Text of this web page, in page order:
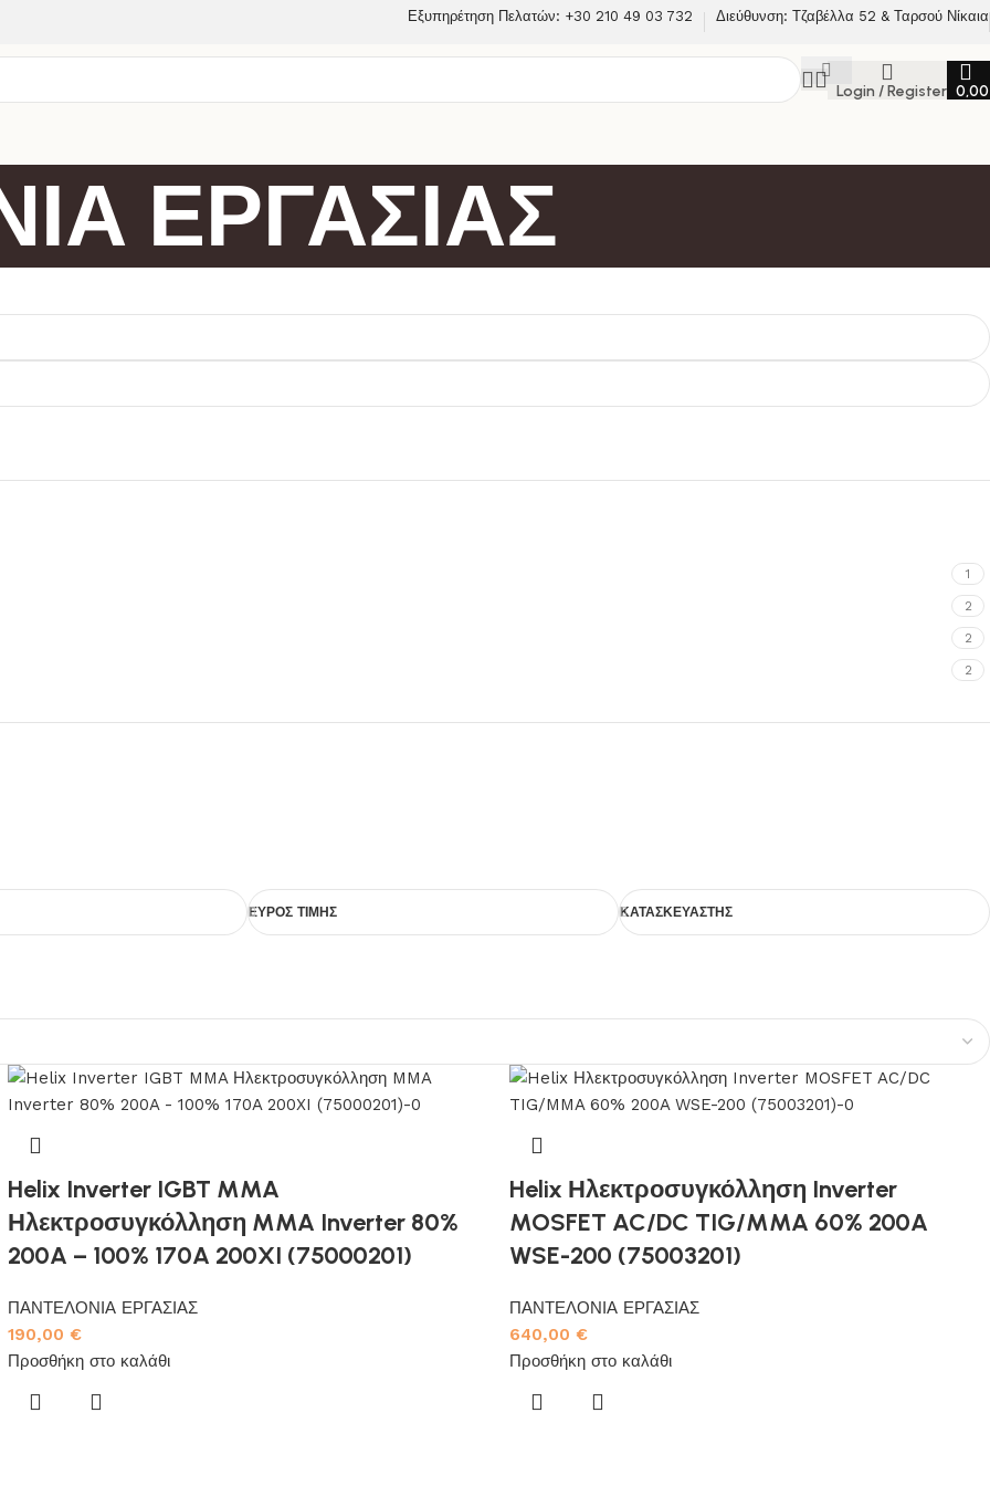
Εξυπηρέτηση Πελατών: +30 210 49 03 732 Διεύθυνση: Τζαβέλλα 52 & Ταρσού Νίκαια
Login / Register
ΕΡΓΑΣΙΑΣ
1
2
2
2
ΕΥΡΟΣ ΤΙΜΗΣ ΚΑΤΑΣΚΕΥΑΣΤΗΣ
Helix Inverter IGBT MMA
Ηλεκτροσυγκόλληση MMA Inverter 80%
200A – 100% 170A 200XI (75000201)
ΠΑΝΤΕΛΟΝΙΑ ΕΡΓΑΣΙΑΣ
190,00 €
Προσθήκη στο καλάθι
Helix Ηλεκτροσυγκόλληση Inverter
MOSFET AC/DC TIG/MMA 60% 200A
WSE-200 (75003201)
ΠΑΝΤΕΛΟΝΙΑ ΕΡΓΑΣΙΑΣ
640,00€
Προσθήκη στο καλάθι